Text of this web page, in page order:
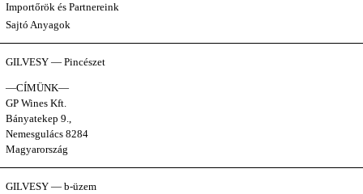
Importőrök és Partnereink
Sajtó Anyagok
GILVESY — Pincészet
—CÍMÜNK—
GP Wines Kft.
Bányatekep 9.,
Nemesgulács 8284
Magyarország
GILVESY — b-üzem